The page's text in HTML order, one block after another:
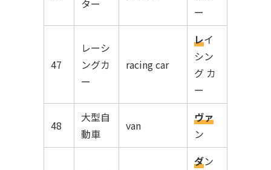
ター
ー
47
レーシ
ングカ
ー
racing car
レイ
シン
グ カ
ー
48
大型自
動車
van
ヴァ
ン
ダン